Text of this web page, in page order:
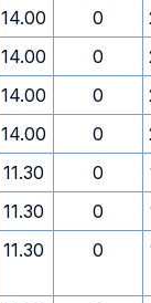
14.00 0
14.00 0
14.00 0
14.00 0
11.30 0
11.30 0
11.30 0